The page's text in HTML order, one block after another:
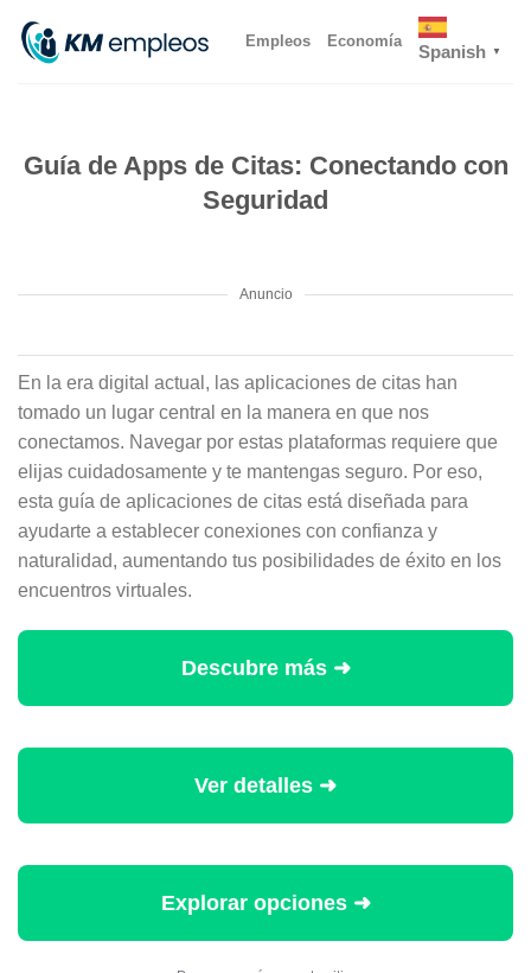
Empleos Economía
Spanish ▼
Guía de Apps de Citas: Conectando con
Seguridad
Anuncio
En la era digital actual, las aplicaciones de citas han
tomado un lugar central en la manera en que nos
conectamos. Navegar por estas plataformas requiere que
elijas cuidadosamente y te mantengas seguro. Por eso,
esta guía de aplicaciones de citas está diseñada para
ayudarte a establecer conexiones con confianza y
naturalidad, aumentando tus posibilidades de éxito en los
encuentros virtuales.
Descubre más ➜
Ver detalles ➜
Explorar opciones ➜